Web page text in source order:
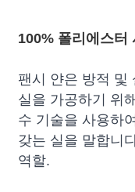
100% 폴리에스터
팬시 얀은 방적 및
실을 가공하기 위
수 기술을 사용하
갖는 실을 말합니
역할.